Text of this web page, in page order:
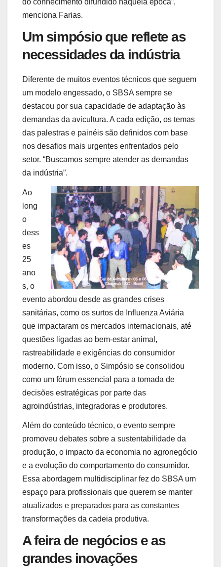
do conhecimento difundido naquela época”,
menciona Farias.
Um simpósio que reflete as
necessidades da indústria
Diferente de muitos eventos técnicos que seguem
um modelo engessado, o SBSA sempre se
destacou por sua capacidade de adaptação às
demandas da avicultura. A cada edição, os temas
das palestras e painéis são definidos com base
nos desafios mais urgentes enfrentados pelo
setor. “Buscamos sempre atender as demandas
da indústria”.
Ao
long
o
dess
es
25
ano
s, o
evento abordou desde as grandes crises
sanitárias, como os surtos de Influenza Aviária
que impactaram os mercados internacionais, até
questões ligadas ao bem-estar animal,
rastreabilidade e exigências do consumidor
moderno. Com isso, o Simpósio se consolidou
como um fórum essencial para a tomada de
decisões estratégicas por parte das
agroindústrias, integradoras e produtores.
Além do conteúdo técnico, o evento sempre
promoveu debates sobre a sustentabilidade da
produção, o impacto da economia no agronegócio
e a evolução do comportamento do consumidor.
Essa abordagem multidisciplinar fez do SBSA um
espaço para profissionais que querem se manter
atualizados e preparados para as constantes
transformações da cadeia produtiva.
A feira de negócios e as
grandes inovações